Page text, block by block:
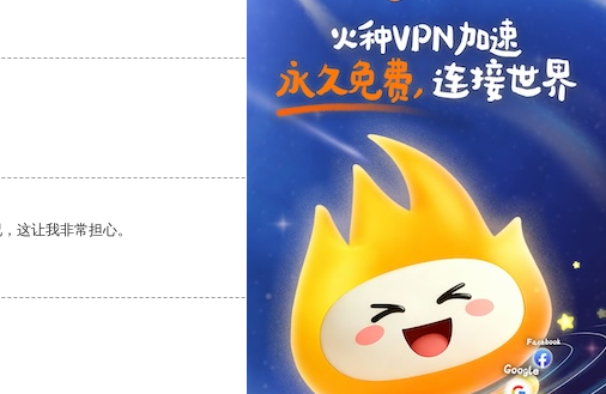
支持[0] 反对
支持
这让我非常担心。
反对 [0]